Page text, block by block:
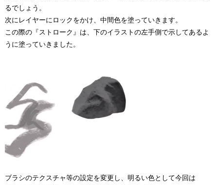
るでしょう。
次にレイヤーにロックをかけ、中間色を塗っていきます。
この際の『ストローク』は、下のイラストの左手側で示してあるよ
うに塗っていきました。
ブラシのテクスチャ等の設定を変更し、明るい色として今回は